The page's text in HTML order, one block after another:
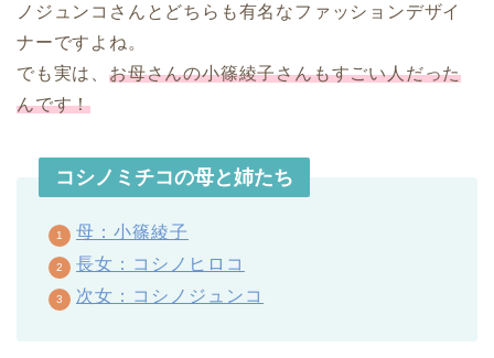
ノジュンコさんとどちらも有名なファッションデザイ
ナーですよね。
でも実は、 お母さんの小篠綾子さんもすごい人だった
んです！
コシノミチコの母と姉たち
母：小篠綾子
長女：コシノヒロコ
次女：コシノジュンコ